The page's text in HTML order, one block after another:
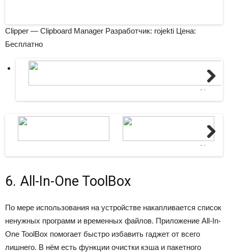
Clipper — Clipboard Manager Разработчик: rojekti Цена:
Бесплатно
Next
Next
6. All-In-One ToolBox
По мере использования на устройстве накапливается список
ненужных программ и временных файлов. Приложение All-In-
One ToolBox помогает быстро избавить гаджет от всего
лишнего. В нём есть функции очистки кэша и пакетного